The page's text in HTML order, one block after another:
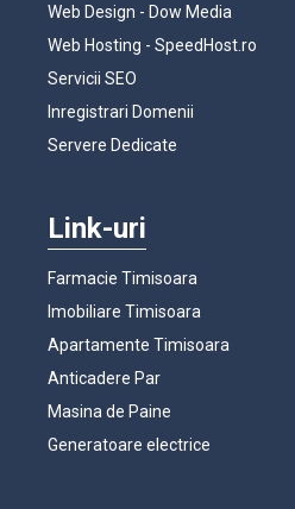
Web Design - Dow Media
Web Hosting - SpeedHost.ro
Servicii SEO
Inregistrari Domenii
Servere Dedicate
Link-uri
Farmacie Timisoara
Imobiliare Timisoara
Apartamente Timisoara
Anticadere Par
Masina de Paine
Generatoare electrice